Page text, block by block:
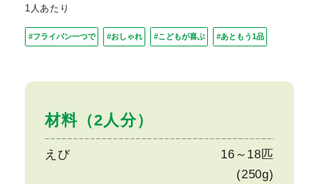
材料（2人分）
えび
16～18匹
(250g)
1人あたり
#フライパン一つで #おしゃれ #こどもが喜ぶ #あともう1品